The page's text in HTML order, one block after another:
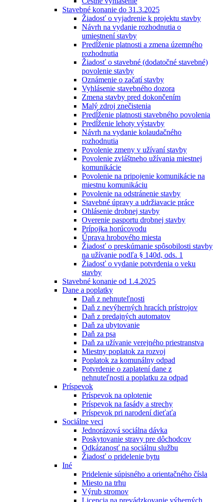
Stavebné konanie do 31.3.2025
Žiadosť o vyjadrenie k projektu stavby
Návrh na vydanie rozhodnutia o
umiestnení stavby
Predĺženie platnosti a zmena územného
rozhodnutia
Žiadosť o stavebné (dodatočné stavebné)
povolenie stavby
Oznámenie o začatí stavby
Vyhlásenie stavebného dozora
Zmena stavby pred dokončením
Malý zdroj znečistenia
Predĺženie platnosti stavebného povolenia
Predĺženie lehoty výstavby
Návrh na vydanie kolaudačného
rozhodnutia
Povolenie zmeny v užívaní stavby
Povolenie zvláštneho užívania miestnej
komunikácie
Povolenie na pripojenie komunikácie na
miestnu komunikáciu
Povolenie na odstránenie stavby
Stavebné úpravy a udržiavacie práce
Ohlásenie drobnej stavby
Overenie pasportu drobnej stavby
Prípojka horúcovodu
Úprava hrobového miesta
Žiadosť o preskúmanie spôsobilosti stavby
na užívanie podľa § 140d, ods. 1
Žiadosť o vydanie potvrdenia o veku
stavby
Stavebné konanie od 1.4.2025
Dane a poplatky
Daň z nehnuteľnosti
Daň z nevýherných hracích prístrojov
Daň z predajných automatov
Daň za ubytovanie
Daň za psa
Daň za užívanie verejného priestranstva
Miestny poplatok za rozvoj
Poplatok za komunálny odpad
Potvrdenie o zaplatení dane z
nehnuteľnosti a poplatku za odpad
Príspevok
Príspevok na oplotenie
Príspevok na fasády a strechy
Príspevok pri narodení dieťaťa
Sociálne veci
Jednorázová sociálna dávka
Poskytovanie stravy pre dôchodcov
Odkázanosť na sociálnu službu
Žiadosť o pridelenie bytu
Iné
Pridelenie súpisného a orientačného čísla
Miesto na trhu
Výrub stromov
Licencia na prevádzkovanie výherných